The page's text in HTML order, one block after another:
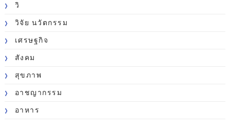
วิ
วิจัย นวัตกรรม
เศรษฐกิจ
สังคม
สุขภาพ
อาชญากรรม
อาหาร